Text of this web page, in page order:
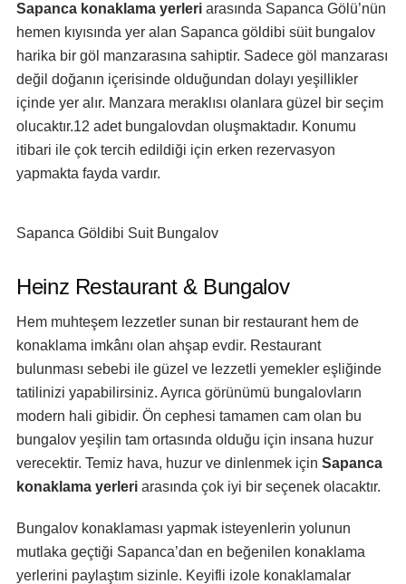
Sapanca konaklama yerleri arasında Sapanca Gölü’nün
hemen kıyısında yer alan Sapanca göldibi süit bungalov
harika bir göl manzarasına sahiptir. Sadece göl manzarası
değil doğanın içerisinde olduğundan dolayı yeşillikler
içinde yer alır. Manzara meraklısı olanlara güzel bir seçim
olucaktır.12 adet bungalovdan oluşmaktadır. Konumu
itibari ile çok tercih edildiği için erken rezervasyon
yapmakta fayda vardır.
Sapanca Göldibi Suit Bungalov
Heinz Restaurant & Bungalov
Hem muhteşem lezzetler sunan bir restaurant hem de
konaklama imkânı olan ahşap evdir. Restaurant
bulunması sebebi ile güzel ve lezzetli yemekler eşliğinde
tatilinizi yapabilirsiniz. Ayrıca görünümü bungalovların
modern hali gibidir. Ön cephesi tamamen cam olan bu
bungalov yeşilin tam ortasında olduğu için insana huzur
verecektir. Temiz hava, huzur ve dinlenmek için Sapanca
konaklama yerleri arasında çok iyi bir seçenek olacaktır.
Bungalov konaklaması yapmak isteyenlerin yolunun
mutlaka geçtiği Sapanca’dan en beğenilen konaklama
yerlerini paylaştım sizinle. Keyifli izole konaklamalar